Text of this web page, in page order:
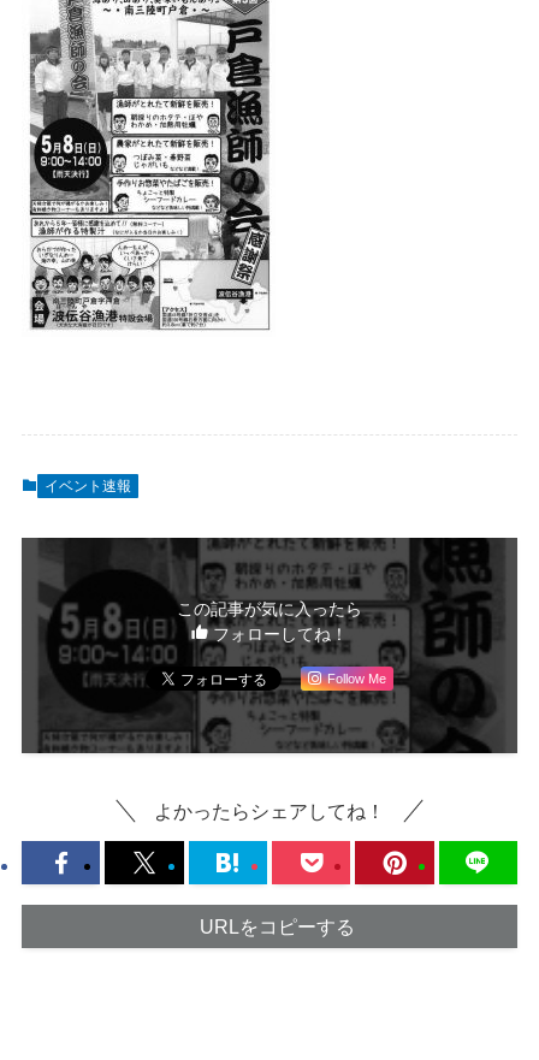
イベント速報
この記事が気に入ったら
フォローしてね！
Follow Me
よかったらシェアしてね！
URLをコピーする